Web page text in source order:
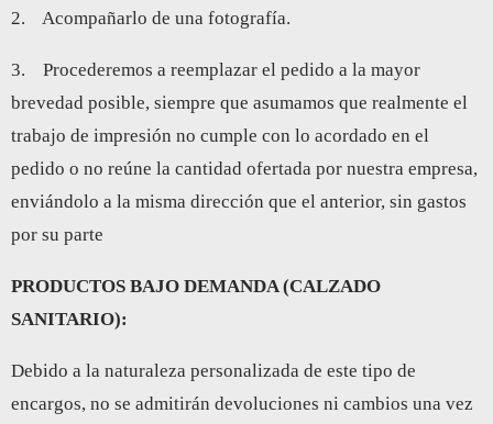
2. Acompañarlo de una fotografía.
3. Procederemos a reemplazar el pedido a la mayor
brevedad posible, siempre que asumamos que realmente el
trabajo de impresión no cumple con lo acordado en el
pedido o no reúne la cantidad ofertada por nuestra empresa,
enviándolo a la misma dirección que el anterior, sin gastos
por su parte
PRODUCTOS BAJO DEMANDA (CALZADO
SANITARIO):
Debido a la naturaleza personalizada de este tipo de
encargos, no se admitirán devoluciones ni cambios una vez